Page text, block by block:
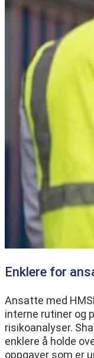
Enklere for
Ansatte med
interne rutiner og
risikoanalyser.
enklere å holde
oppgaver som er